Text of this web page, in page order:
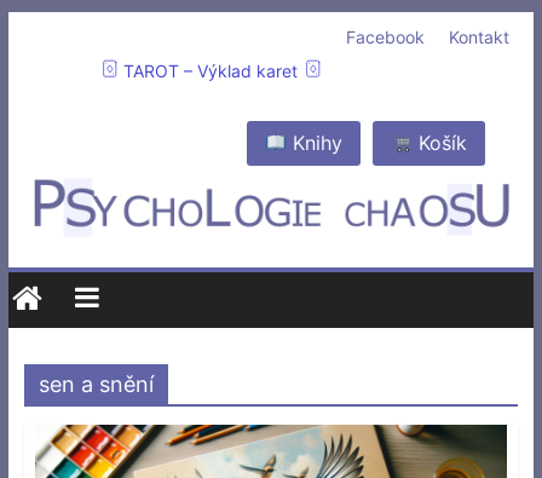
Kontakt
Facebook
TAROT – Výklad karet
Košík
Knihy
sen a snění